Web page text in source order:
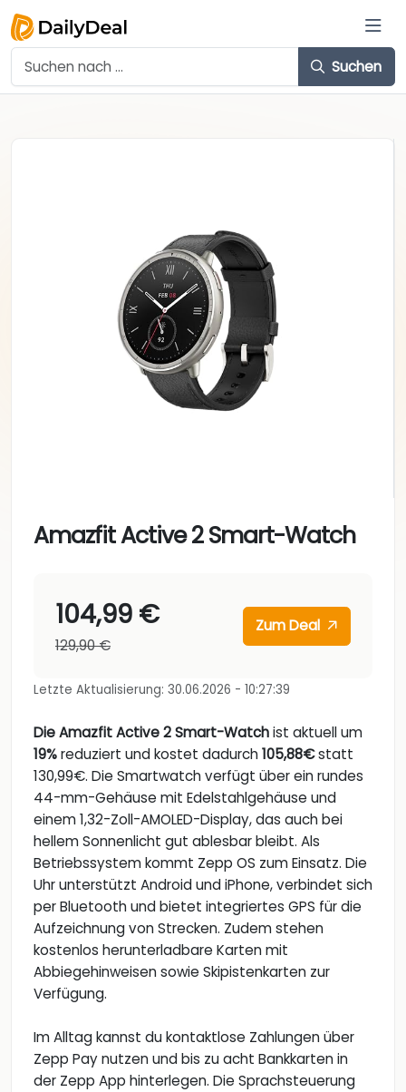
Suchen
Amazfit Active 2 Smart-Watch
104,99 €
129,90 €
Zum Deal
Letzte Aktualisierung: 30.06.2026 - 10:27:39
Die Amazfit Active 2 Smart-Watchist aktuell um
19%reduziert und kostet dadurch105,88€statt
130,99€. Die Smartwatch verfügt über ein rundes
44-mm-Gehäuse mit Edelstahlgehäuse und
einem 1,32-Zoll-AMOLED-Display, das auch bei
hellem Sonnenlicht gut ablesbar bleibt. Als
Betriebssystem kommt Zepp OS zum Einsatz. Die
Uhr unterstützt Android und iPhone, verbindet sich
per Bluetooth und bietet integriertes GPS für die
Aufzeichnung von Strecken. Zudem stehen
kostenlos herunterladbare Karten mit
Abbiegehinweisen sowie Skipistenkarten zur
Verfügung.
Im Alltag kannst du kontaktlose Zahlungen über
Zepp Pay nutzen und bis zu acht Bankkarten in
der Zepp App hinterlegen. Die Sprachsteuerung